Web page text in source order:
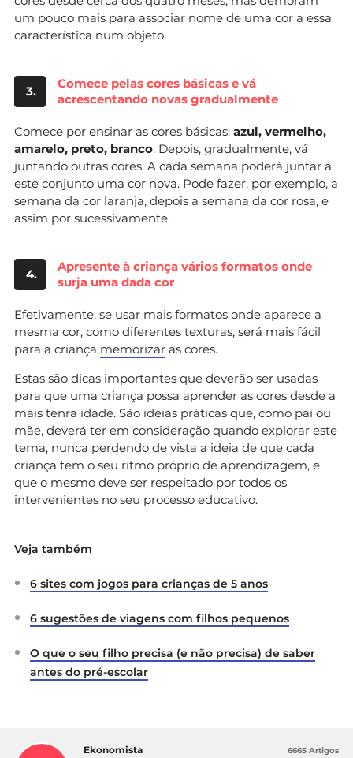
um pouco mais para associar nome de uma cor a essa
característica num objeto.
3.
Comece pelas cores básicas e vá
acrescentando novas gradualmente
Comece por ensinar as cores básicas: azul, vermelho,
amarelo, preto, branco. Depois, gradualmente, vá
juntando outras cores. A cada semana poderá juntar a
este conjunto uma cor nova. Pode fazer, por exemplo, a
semana da cor laranja, depois a semana da cor rosa, e
assim por sucessivamente.
4.
Apresente à criança vários formatos onde
surja uma dada cor
Efetivamente, se usar mais formatos onde aparece a
mesma cor, como diferentes texturas, será mais fácil
para a criança memorizar as cores.
Estas são dicas importantes que deverão ser usadas
para que uma criança possa aprender as cores desde a
mais tenra idade. São ideias práticas que, como pai ou
mãe, deverá ter em consideração quando explorar este
tema, nunca perdendo de vista a ideia de que cada
criança tem o seu ritmo próprio de aprendizagem, e
que o mesmo deve ser respeitado por todos os
intervenientes no seu processo educativo.
Veja também
6 sites com jogos para crianças de 5 anos
6 sugestões de viagens com filhos pequenos
O que o seu filho precisa (e não precisa) de saber
antes do pré-escolar
Ekonomista 6665 Artigos